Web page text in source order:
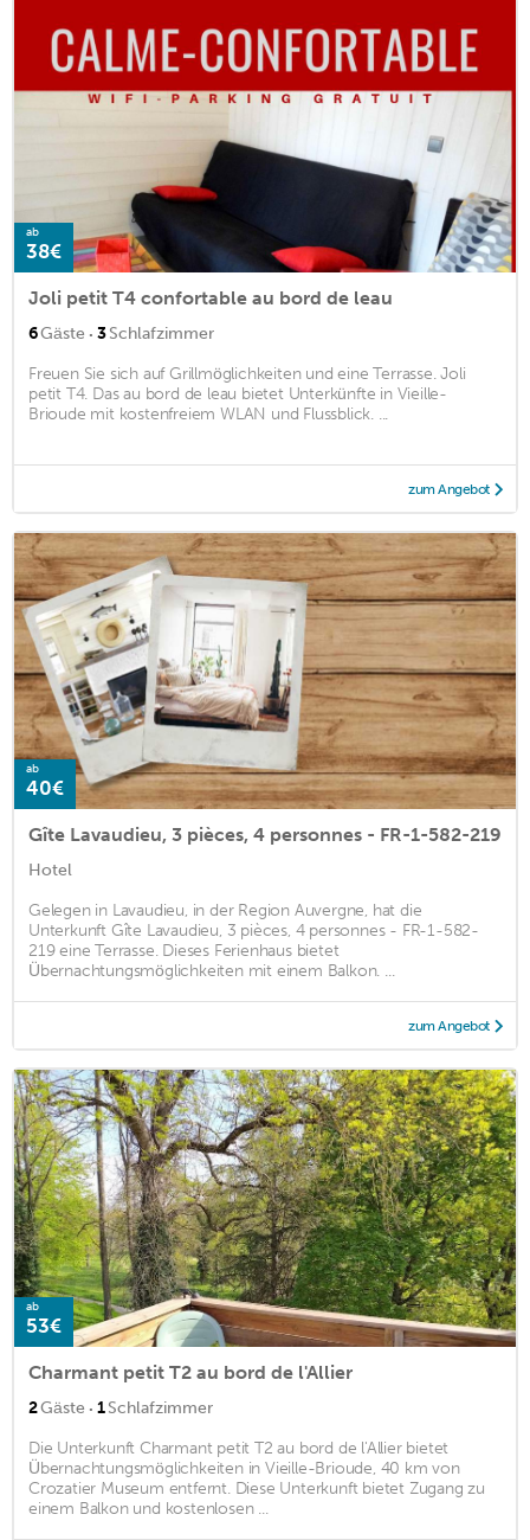
ab
38€
Joli petit T4 confortable au bord de leau
6Gäste · 3Schlafzimmer
Freuen Sie sich auf Grillmöglichkeiten und eine Terrasse. Joli
petit T4. Das au bord de leau bietet Unterkünfte in Vieille-
Brioude mit kostenfreiem WLAN und Flussblick. ...
zum Angebot
ab
40€
Gîte Lavaudieu, 3 pièces, 4 personnes - FR-1-582-219
Hotel
Gelegen in Lavaudieu, in der Region Auvergne, hat die
Unterkunft Gîte Lavaudieu, 3 pièces, 4 personnes - FR-1-582-
219 eine Terrasse. Dieses Ferienhaus bietet
Übernachtungsmöglichkeiten mit einem Balkon. ...
zum Angebot
ab
53€
Charmant petit T2 au bord de l'Allier
2Gäste · 1Schlafzimmer
Die Unterkunft Charmant petit T2 au bord de l'Allier bietet
Übernachtungsmöglichkeiten in Vieille-Brioude, 40 km von
Crozatier Museum entfernt. Diese Unterkunft bietet Zugang zu
einem Balkon und kostenlosen ...